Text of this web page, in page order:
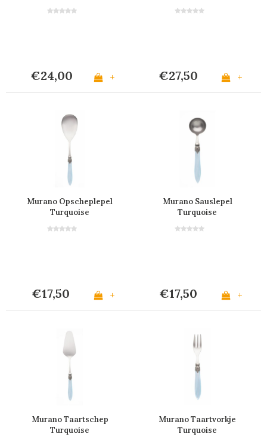
€24,00 + €27,50 +
Murano Opscheplepel
Turquoise
€17,50 +
Murano Sauslepel
Turquoise
€17,50 +
Murano Taartschep
Turquoise
Murano Taartvorkje
Turquoise